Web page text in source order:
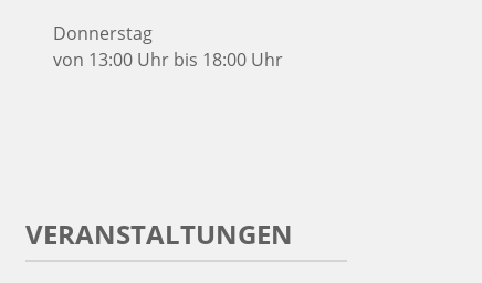
Donnerstag
von 13:00 Uhr bis 18:00 Uhr
VERANSTALTUNGEN